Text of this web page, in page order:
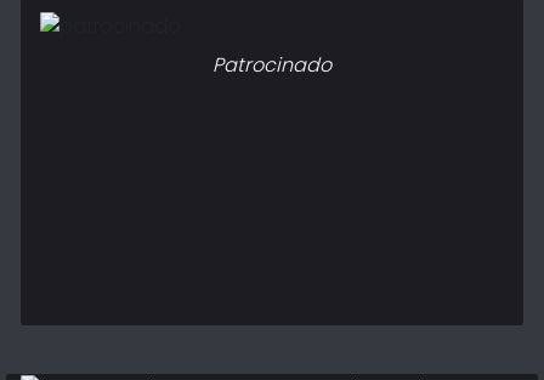
Patrocinado